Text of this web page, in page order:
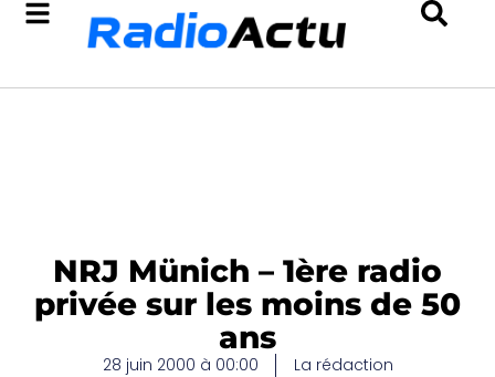
NRJ Münich – 1ère radio
privée sur les moins de 50
ans
28 juin 2000 à 00:00 La rédaction